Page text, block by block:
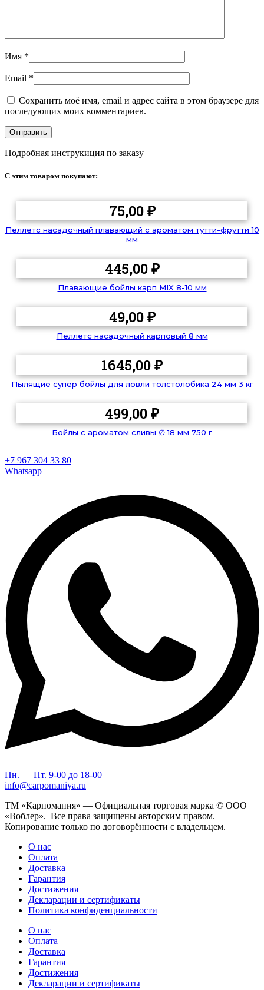
Имя *
Email *
Сохранить моё имя, email и адрес сайта в этом браузере для
последующих моих комментариев.
Подробная инструкиция по заказу
С этим товаром покупают:
75,00₽
Пеллетс насадочный плавающий с ароматом тутти-фрутти 10
мм
445,00₽
Плавающие бойлы карп MIX 8-10 мм
49,00₽
Пеллетс насадочный карповый 8 мм
1645,00₽
Пылящие супер бойлы для ловли толстолобика 24 мм 3 кг
499,00₽
Бойлы с ароматом сливы ∅ 18 мм 750 г
+7 967 304 33 80
Whatsapp
Пн. — Пт. 9-00 до 18-00
info@carpomaniya.ru
ТМ «Карпомания» — Официальная торговая марка © ООО
«Воблер». Все права защищены авторским правом.
Копирование только по договорённости с владельцем.
О нас
Оплата
Доставка
Гарантия
Достижения
Декларации и сертификаты
Политика конфиденциальности
О нас
Оплата
Доставка
Гарантия
Достижения
Декларации и сертификаты